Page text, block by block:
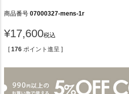
商品番号 07000327-mens-1r
¥17,600税込
[ 176 ポイント進呈 ]